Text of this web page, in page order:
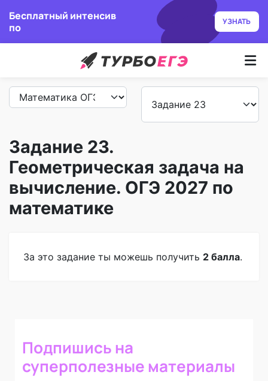
Бесплатный интенсив
по
УЗНАТЬ
Курсы
Преподаватели
Отзывы
Записаться
Задание 23.
Геометрическая задача на
вычисление. ОГЭ 2027 по
математике
За это задание ты можешь получить 2 балла.
Подпишись на
суперполезные материалы